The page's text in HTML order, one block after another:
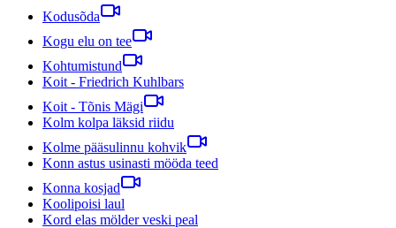
Kodusõda
Kogu elu on tee
Kohtumistund
Koit - Friedrich Kuhlbars
Koit - Tõnis Mägi
Kolm kolpa läksid riidu
Kolme pääsulinnu kohvik
Konn astus usinasti mööda teed
Konna kosjad
Koolipoisi laul
Kord elas mölder veski peal